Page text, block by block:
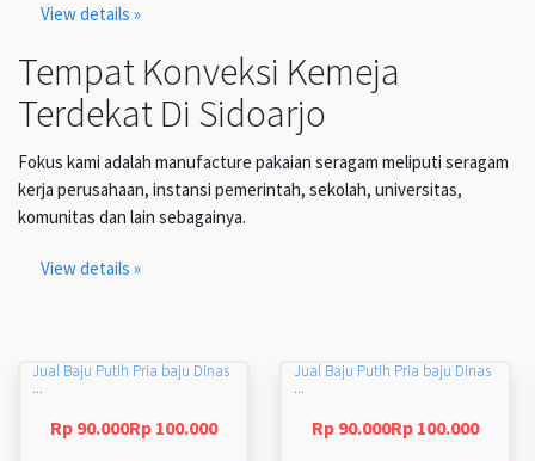
View details »
Tempat Konveksi Kemeja
Terdekat Di Sidoarjo
Fokus kami adalah manufacture pakaian seragam meliputi seragam
kerja perusahaan, instansi pemerintah, sekolah, universitas,
komunitas dan lain sebagainya.
View details »
Jual Baju Putih Pria baju Dinas
...
Rp 90.000Rp 100.000
Jual Baju Putih Pria baju Dinas
...
Rp 90.000Rp 100.000